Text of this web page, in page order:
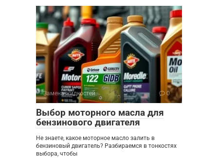
Замена жидкостей 0
Выбор моторного масла для
бензинового двигателя
Не знаете, какое моторное масло залить в
бензиновый двигатель? Разбираемся в тонкостях
выбора, чтобы